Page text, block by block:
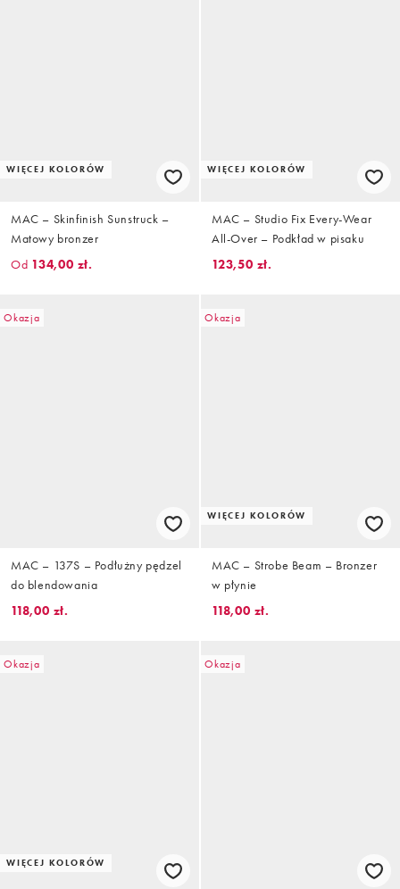
WIĘCEJ KOLORÓW
MAC – Skinfinish Sunstruck –
Matowy bronzer
Od 134,00 zł.
WIĘCEJ KOLORÓW
MAC – Studio Fix Every-Wear
All-Over – Podkład w pisaku
123,50 zł.
Okazja
MAC – 137S – Podłużny pędzel
do blendowania
118,00 zł.
Okazja
WIĘCEJ KOLORÓW
MAC – Strobe Beam – Bronzer
w płynie
118,00 zł.
Okazja
WIĘCEJ KOLORÓW
Okazja